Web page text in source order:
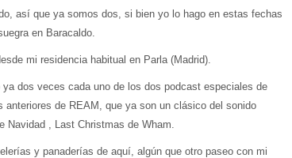
así que ya somos dos, si bien yo lo hago en estas fechas
en Baracaldo.
mi residencia habitual en Parla (Madrid).
dos veces cada uno de los dos podcast especiales de
anteriores de REAM, que ya son un clásico del sonido
Navidad , Last Christmas de Wham.
y panaderías de aquí, algún que otro paseo con mi